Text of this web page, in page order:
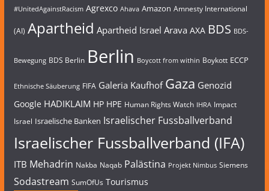
#UnitedAgainstRacism Agrexco Ahava Amazon Amnesty International
(AI) Apartheid Apartheid Israel Arava AXA BDS BDS-
Bewegung BDS Berlin Berlin Boycott from within Boykott ECCP
Ethnische Säuberung FIFA Galeria Kaufhof Gaza Genozid
Google HADIKLAIM HP HPE Human Rights Watch IHRA Impact
Israel Israelische Banken Israelischer Fussballverband
Israelischer Fussballverband (IFA)
ITB Mehadrin Nakba Naqab Palästina Projekt Nimbus Siemens
Sodastream SumOfUs Tourismus